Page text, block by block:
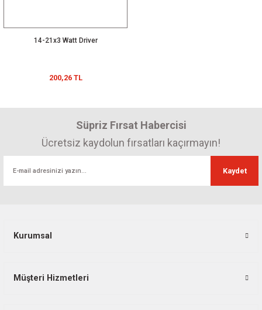
14-21x3 Watt Driver
200,26 TL
Süpriz Fırsat Habercisi
Ücretsiz kaydolun fırsatları kaçırmayın!
Kaydet
Kurumsal
Müşteri Hizmetleri